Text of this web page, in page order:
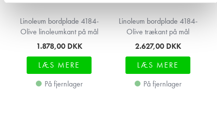
Linoleum bordplade 4184-
Olive linoleumkant på mål
1.878,00 DKK
LÆS MERE
På fjernlager
Linoleum bordplade 4184-
Olive trækant på mål
2.627,00 DKK
LÆS MERE
På fjernlager